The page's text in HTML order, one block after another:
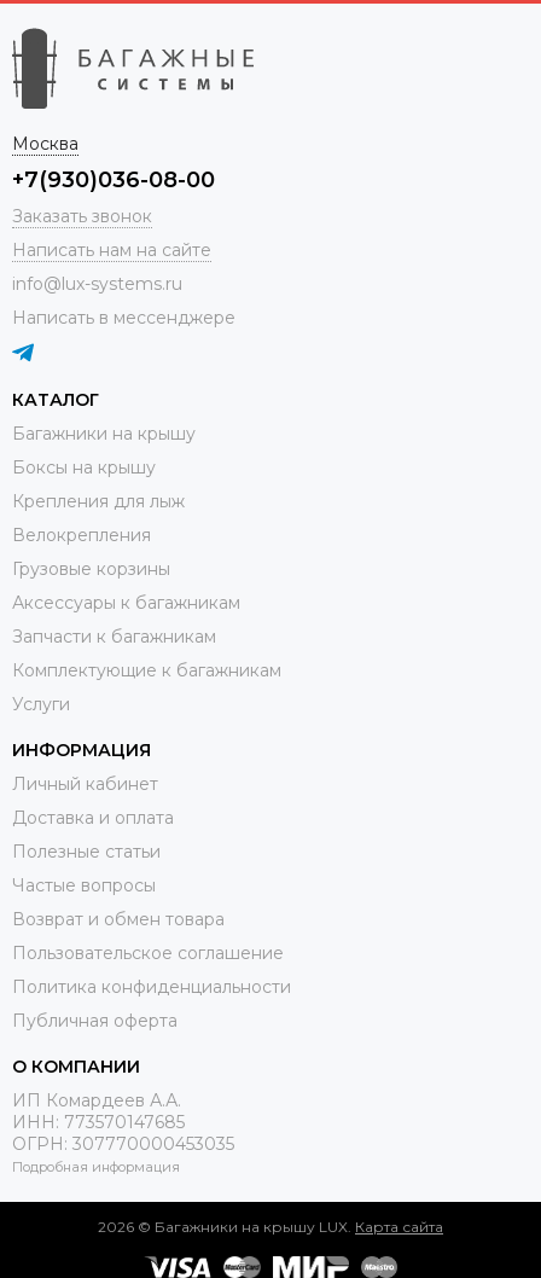
Москва
+7(930)036-08-00
Заказать звонок
Написать нам на сайте
info@lux-systems.ru
Написать в мессенджере
КАТАЛОГ
Багажники на крышу
Боксы на крышу
Крепления для лыж
Велокрепления
Грузовые корзины
Аксессуары к багажникам
Запчасти к багажникам
Комплектующие к багажникам
Услуги
ИНФОРМАЦИЯ
Личный кабинет
Доставка и оплата
Полезные статьи
Частые вопросы
Возврат и обмен товара
Пользовательское соглашение
Политика конфиденциальности
Публичная оферта
О КОМПАНИИ
ИП Комардеев А.А.
ИНН: 773570147685
ОГРН: 307770000453035
Подробная информация
2026 © Багажники на крышу LUX. Карта сайта